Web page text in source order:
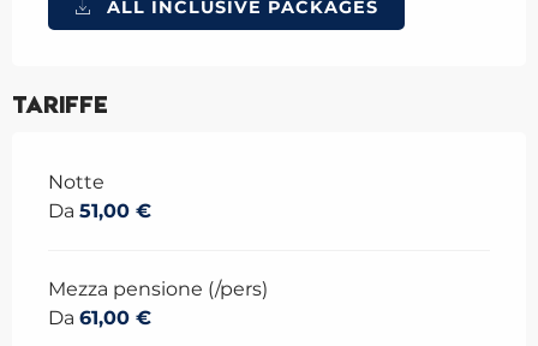
ALL INCLUSIVE PACKAGES
Tariffe
Tariffe 2026
Notte
Da 51,00 €
Mezza pensione (/pers)
Da 61,00 €